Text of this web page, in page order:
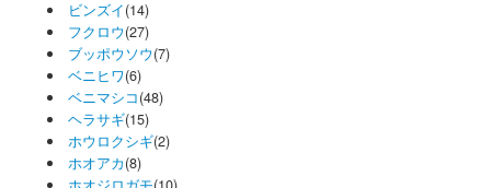
ビンズイ(14)
フクロウ(27)
ブッポウソウ(7)
ベニヒワ(6)
ベニマシコ(48)
ヘラサギ(15)
ホウロクシギ(2)
ホオアカ(8)